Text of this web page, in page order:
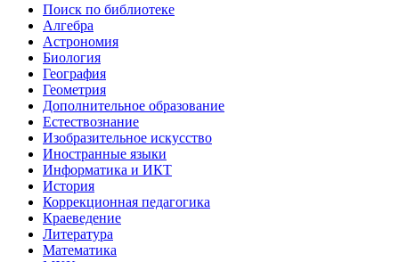
Поиск по библиотеке
Алгебра
Астрономия
Биология
География
Геометрия
Дополнительное образование
Естествознание
Изобразительное искусство
Иностранные языки
Информатика и ИКТ
История
Коррекционная педагогика
Краеведение
Литература
Математика